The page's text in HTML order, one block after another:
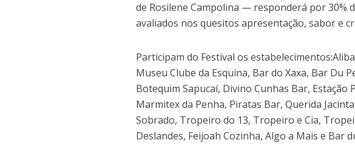
de Rosilene Campolina — responderá por 30%
avaliados nos quesitos apresentação, sabor e
Participam do Festival os
Museu Clube da Esquina, Bar do Xaxa, Bar Du
Botequim Sapucaí, Divino Cunhas Bar, Estação
Marmitex da Penha, Piratas Bar, Querida
Sobrado, Tropeiro do 13, Tropeiro e Cia,
Deslandes, Feijoah Cozinha, Algo a Mais e Bar